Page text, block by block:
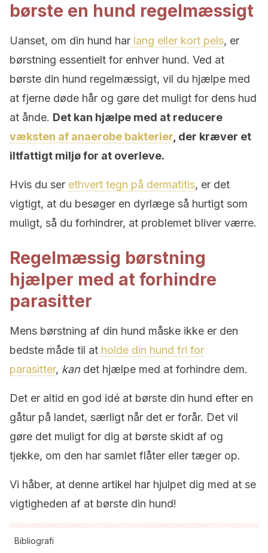
børste en hund regelmæssigt
Uanset, om din hund har lang eller kort pels, er
børstning essentielt for enhver hund. Ved at
børste din hund regelmæssigt, vil du hjælpe med
at fjerne døde hår og gøre det muligt for dens hud
at ånde. Det kan hjælpe med at reducere
væksten af anaerobe bakterier , der kræver et
iltfattigt miljø for at overleve.
Hvis du ser ethvert tegn på dermatitis, er det
vigtigt, at du besøger en dyrlæge så hurtigt som
muligt, så du forhindrer, at problemet bliver værre.
Regelmæssig børstning
hjælper med at forhindre
parasitter
Mens børstning af din hund måske ikke er den
bedste måde til at holde din hund fri for
parasitter, kan det hjælpe med at forhindre dem.
Det er altid en god idé at børste din hund efter en
gåtur på landet, særligt når det er forår. Det vil
gøre det muligt for dig at børste skidt af og
tjekke, om den har samlet flåter eller tæger op.
Vi håber, at denne artikel har hjulpet dig med at se
vigtigheden af at børste din hund!
Bibliografi